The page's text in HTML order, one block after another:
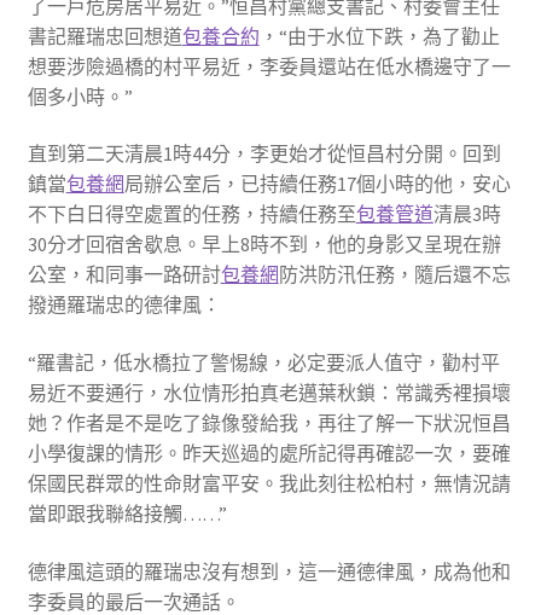
了一戶危房居平易近。”恒昌村黨總支書記、村委會主任
書記羅瑞忠回想道包養合約 ，“由于水位下跌，為了勸止
想要涉險過橋的村平易近，李委員還站在低水橋邊守了一
個多小時。”
直到第二天清晨1時44分，李更始才從恒昌村分開。回到
鎮當包養網局辦公室后，已持續任務17個小時的他，安心
不下白日得空處置的任務，持續任務至包養管道清晨3時
30分才回宿舍歇息。早上8時不到，他的身影又呈現在辦
公室，和同事一路研討包養網 防洪防汛任務，隨后還不忘
撥通羅瑞忠的德律風：
“羅書記，低水橋拉了警惕線，必定要派人值守，勸村平
易近不要通行，水位情形拍真老邁葉秋鎖：常識秀裡損壞
她？作者是不是吃了錄像發給我，再往了解一下狀況恒昌
小學復課的情形。昨天巡過的處所記得再確認一次，要確
保國民群眾的性命財富平安。我此刻往松柏村，無情況請
當即跟我聯絡接觸……”
德律風這頭的羅瑞忠沒有想到，這一通德律風，成為他和
李委員的最后一次通話。